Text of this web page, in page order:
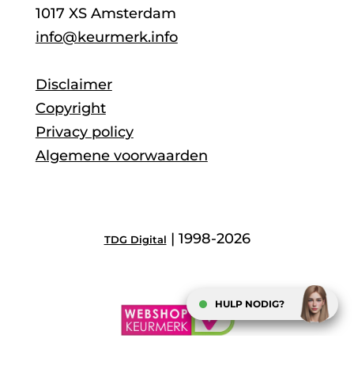
1017 XS Amsterdam
info@keurmerk.info
Disclaimer
Copyright
Privacy policy
Algemene voorwaarden
TDG Digital | 1998-2026
HULP NODIG?